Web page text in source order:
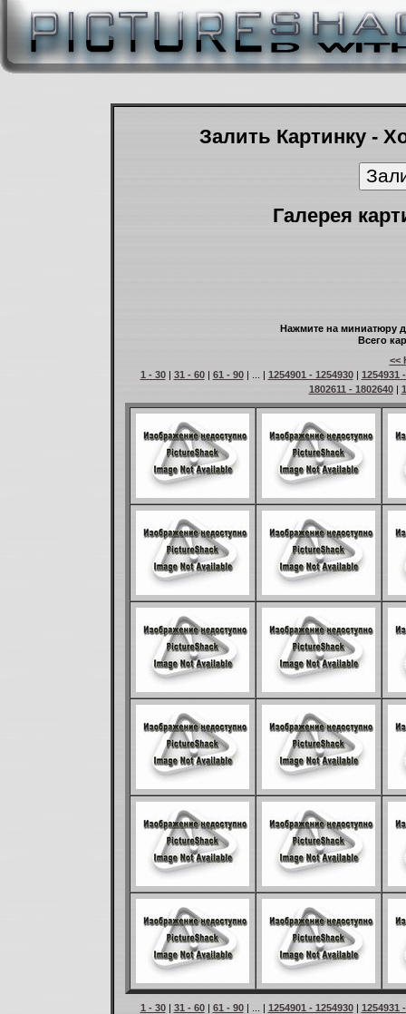
Залить Картинку -
Галерея
Нажмите на миниатюру
Всего
<<
1 - 30| 31 - 60| 61 - 90| ... | 1254901 - 1254930| 1254931
1802611 - 1802640|
1 - 30| 31 - 60| 61 - 90| ... | 1254901 - 1254930| 1254931